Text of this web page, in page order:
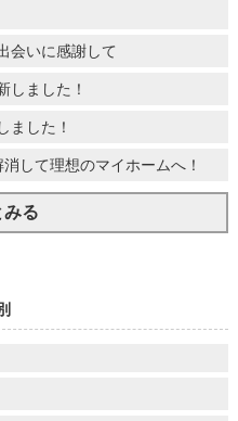
会いに感謝して
しました！
ました！
して理想のマイホームへ！
みる